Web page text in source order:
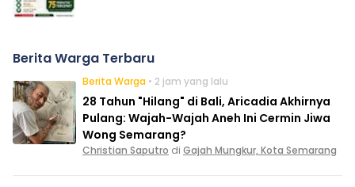
Berita Warga Terbaru
Berita Warga • 2 jam yang lalu
28 Tahun "Hilang" di Bali, Aricadia Akhirnya
Pulang: Wajah-Wajah Aneh Ini Cermin Jiwa
Wong Semarang?
Christian Saputro di Gajah Mungkur, Kota Semarang